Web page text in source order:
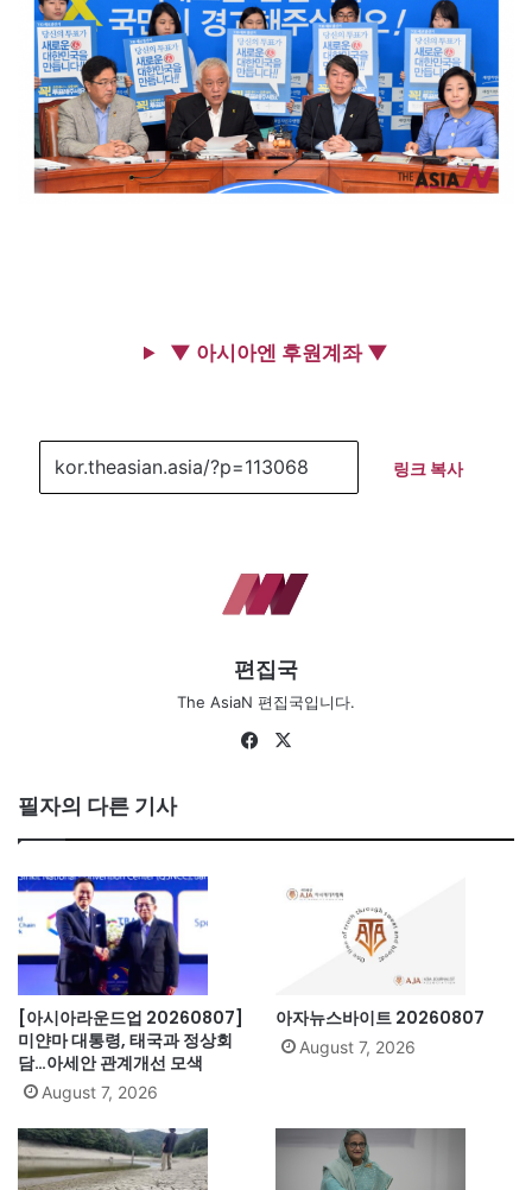
▼ 아시아엔 후원계좌 ▼
링크 복사
편집국
The AsiaN 편집국입니다.
Fa
필자의 다른 기사
[아시아라운드업 20260807]
미얀마 대통령, 태국과 정상회
담…아세안 관계개선 모색
August 7, 2026
아자뉴스바이트 20260807
August 7, 2026